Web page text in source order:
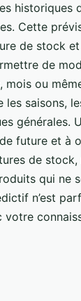
historiques
Cette
de stock
de
ou
saisons,
générales.
future et à
de
qui ne
n’est